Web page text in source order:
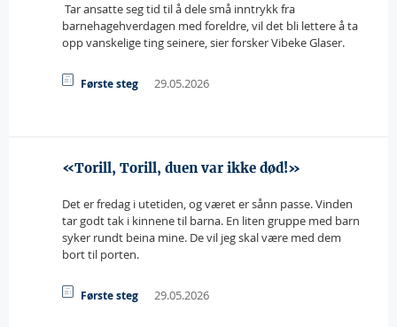
 Tar ansatte seg tid til å dele små inntrykk fra
barnehagehverdagen med foreldre, vil det bli lettere å ta
opp vanskelige ting seinere, sier forsker Vibeke Glaser.
Første steg 29.05.2026
«Torill, Torill, duen var ikke død!»
Det er fredag i utetiden, og været er sånn passe. Vinden
tar godt tak i kinnene til barna. En liten gruppe med barn
syker rundt beina mine. De vil jeg skal være med dem
bort til porten.
Første steg 29.05.2026